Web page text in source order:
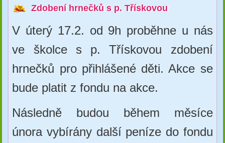
Zdobení hrnečků s p. Třískovou
V úterý 17.2. od 9h proběhne u nás
ve školce s p. Třískovou zdobení
hrnečků pro přihlášené děti. Akce se
bude platit z fondu na akce.
Následně budou během měsíce
února vybírány další peníze do fondu